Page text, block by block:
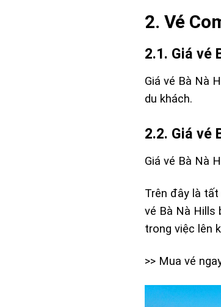
2. Vé
2.1. Giá vé
Giá vé Bà Nà
du khách.
2.2. Giá vé
Giá vé Bà Nà
Trên đây là
vé Bà Nà Hills
trong việc lên
>> Mua vé